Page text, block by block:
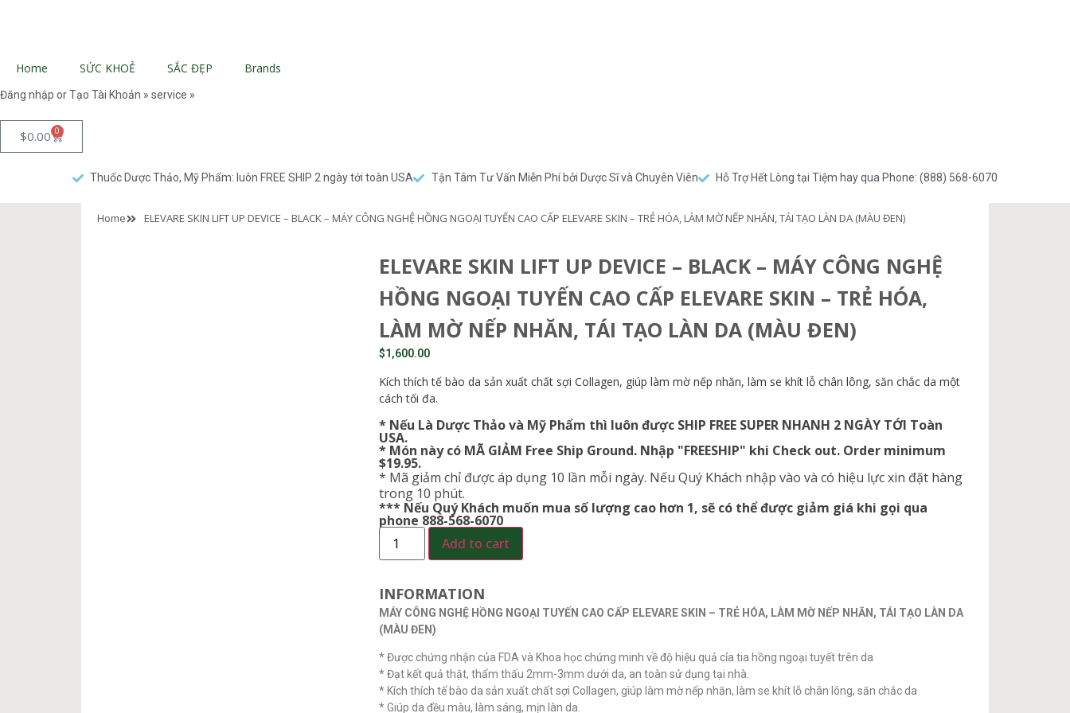
Home SỨC KHOẺ SẮC ĐẸP Brands
Đăng nhập or Tạo Tài Khoản » service »
$0.00 0
Thuốc Dược Thảo, Mỹ Phẩm: luôn FREE SHIP 2 ngày tới toàn USA Tận Tâm Tư Vấn Miễn Phí bởi Dược Sĩ và Chuyên Viên Hỗ Trợ Hết Lòng tại Tiệm hay qua Phone: (888) 568-6070
Home ELEVARE SKIN LIFT UP DEVICE – BLACK – MÁY CÔNG NGHỆ HỒNG NGOẠI TUYẾN CAO CẤP ELEVARE SKIN – TRẺ HÓA, LÀM MỜ NẾP NHĂN, TÁI TẠO LÀN DA (MÀU ĐEN)
ELEVARE SKIN LIFT UP DEVICE – BLACK – MÁY CÔNG NGHỆ
HỒNG NGOẠI TUYẾN CAO CẤP ELEVARE SKIN – TRẺ HÓA,
LÀM MỜ NẾP NHĂN, TÁI TẠO LÀN DA (MÀU ĐEN)
$1,600.00
Kích thích tế bào da sản xuất chất sợi Collagen, giúp làm mờ nếp nhăn, làm se khít lỗ chân lông, săn chắc da một
cách tối đa.
* Nếu Là Dược Thảo và Mỹ Phẩm thì luôn được SHIP FREE SUPER NHANH 2 NGÀY TỚI Toàn
USA.
* Món này có MÃ GIẢM Free Ship Ground. Nhập "FREESHIP" khi Check out. Order minimum
$19.95.
* Mã giảm chỉ được áp dụng 10 lần mỗi ngày. Nếu Quý Khách nhập vào và có hiệu lực xin đặt hàng
trong 10 phút.
*** Nếu Quý Khách muốn mua số lượng cao hơn 1, sẽ có thể được giảm giá khi gọi qua
phone 888-568-6070
Add to cart
INFORMATION
MÁY CÔNG NGHỆ HỒNG NGOẠI TUYẾN CAO CẤP ELEVARE SKIN – TRẺ HÓA, LÀM MỜ NẾP NHĂN, TÁI TẠO LÀN DA
(MÀU ĐEN)
* Được chứng nhận của FDA và Khoa học chứng minh về độ hiệu quả cỉa tia hồng ngoại tuyết trên da
*Đạt kết quả thật, thẩm thấu 2mm-3mm dưới da, an toàn sử dụng tại nhà.
* Kích thích tế bào da sản xuất chất sợi Collagen, giúp làm mờ nếp nhăn, làm se khít lỗ chân lông, săn chắc da
* Giúp da đều màu, làm sáng, mịn làn da.